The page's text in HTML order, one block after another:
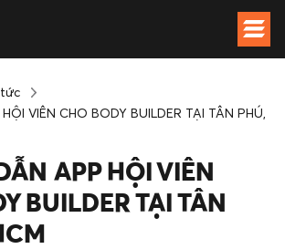
VIÊN CHO BODY BUILDER TẠI TÂN PHÚ,
APP HỘI VIÊN
BUILDER TẠI TÂN